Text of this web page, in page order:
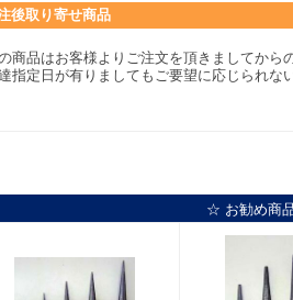
後取り寄せ商品
商品はお客様よりご注文を頂きましてから
指定日が有りましてもご要望に応じられな
☆ お勧め商